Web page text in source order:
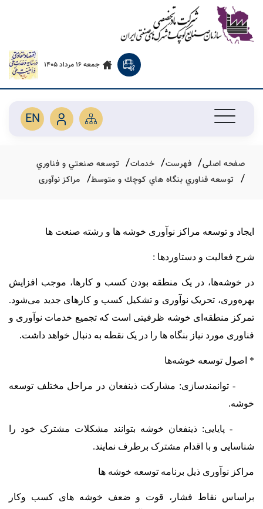
جمعه 16 مرداد 1405
EN
صفحه اصلی فهرست خدمات
توسعه صنعتي و فناوري
توسعه فناوري بنگاه هاي كوچك و متوسط
مراکز نوآوری
ایجاد و توسعه مراکز نوآوری خوشه ها و رشته صنعت ها
شرح فعالیت و دستاوردها :‌
در خوشه‌ها، در یک منطقه بودن کسب و کارها، موجب افزایش
بهره‌وری، تحریک نوآوری و تشکیل کسب و کارهای جدید می‌شود.
تمرکز منطقه‌ای خوشه ظرفیتی است که تجمیع خدمات نوآوری و
فناوری مورد نیاز بنگاه ها را در یک نقطه به دنبال خواهد داشت.
* اصول توسعه خوشه‌ها
- توانمندسازی: مشارکت ذی‏نفعان در مراحل مختلف توسعه
خوشه.
- پایایی: ذینفعان خوشه بتوانند مشکلات مشترک خود را
شناسایی و با اقدام مشترک برطرف نمایند.
مراکز نوآوری ذیل برنامه توسعه خوشه ها
براساس نقاط فشار، قوت و ضعف خوشه های کسب وکار